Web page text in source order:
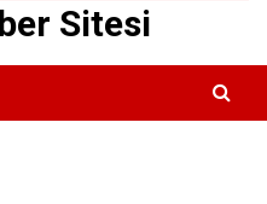
Sitesi